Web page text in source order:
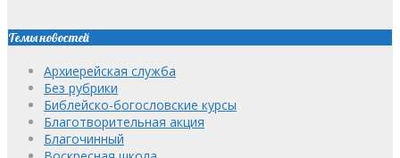
Темы новостей
Архиерейская служба
Без рубрики
Библейско-богословские курсы
Благотворительная акция
Благочинный